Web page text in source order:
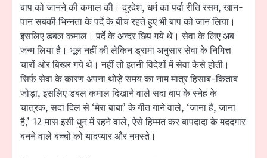
बाप को जानने की कमाल की। दूरदेश, धर्म का पर्दा रीति रसम, खान-
पान सबकी भिन्नता के पर्दे के बीच रहते हुए भी बाप को जान लिया।
इसलिए डबल कमाल। पर्दे के अन्दर छिप गये थे। सेवा के लिए अब
जन्म लिया है। भूल नहीं की लेकिन ड्रामा अनुसार सेवा के निमित्त
चारों ओर बिखर गये थे। नहीं तो इतनी विदेशों में सेवा कैसे होती।
सिर्फ सेवा के कारण अपना थोड़े समय का नाम मात्र हिसाब-किताब
जोड़ा, इसलिए डबल कमाल दिखाने वाले सदा बाप के स्नेह के
चात्रक, सदा दिल से ‘मेरा बाबा’ के गीत गाने वाले, ‘जाना है, जाना
है,’ 12 मास इसी धुन में रहने वाले, ऐसे हिम्मत कर बापदादा के मददगार
बनने वाले बच्चों को यादप्यार और नमस्ते।